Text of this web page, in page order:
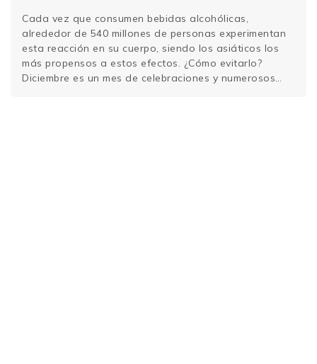
Cada vez que consumen bebidas alcohólicas,
alrededor de 540 millones de personas experimentan
esta reacción en su cuerpo, siendo los asiáticos los
más propensos a estos efectos. ¿Cómo evitarlo?
Diciembre es un mes de celebraciones y numerosos